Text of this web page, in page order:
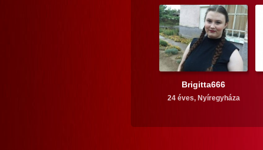
Brigitta666
24 éves, Nyíregyháza